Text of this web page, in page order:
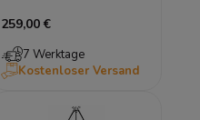
259,00 €
7 Werktage
Kostenloser Versand